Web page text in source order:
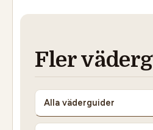
Fler
Alla väderguider